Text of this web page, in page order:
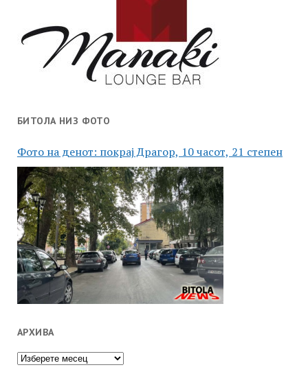
БИТОЛА НИЗ ФОТО
Фото на денот: покрај Драгор, 10 часот, 21 степен
АРХИВА
Архива